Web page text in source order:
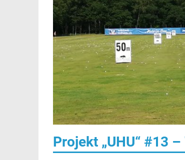
Projekt „UHU“ #13